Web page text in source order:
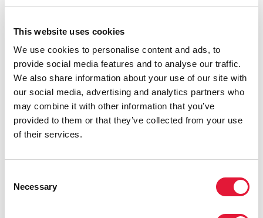
This website uses cookies
We use cookies to personalise content and ads, to
provide social media features and to analyse our traffic.
We also share information about your use of our site with
our social media, advertising and analytics partners who
may combine it with other information that you’ve
provided to them or that they’ve collected from your use
of their services.
Selection
Necessary
смертей, связанных со СПИДом.
Заболевание туберкулезом и смертельный исход
большинство ВИЧ-инфицированных людей не
получают такое профилактическое лечение. Так,
в 2016 году менее одного миллиона человек,
начавших лечение от ВИЧ, также начали
профилактическое лечение от туберкулеза. Самую
большую долю в этом количестве (41 %) занимает
Во всем мире продолжается рост устойчивости
туберкулеза к лекарственным препаратам: